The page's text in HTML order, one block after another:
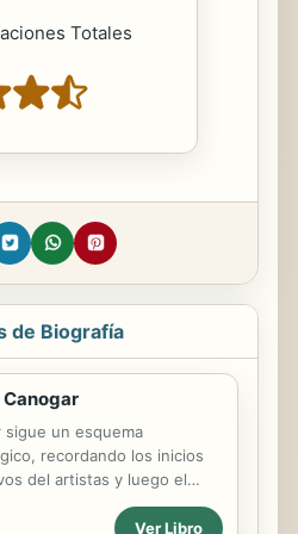
Totales
de Biografía
Canogar
sigue un esquema
recordando los inicios
del artistas y luego el
informalismo en los años 50
una década después a la
Ver Libro